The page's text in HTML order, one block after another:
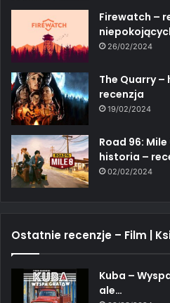
Firewatch –
26/02/2024
The Quarry –
recenzja
19/02/2024
Road 96:
historia –
02/02/2024
Ostatnie recenzje – Film |
Kuba –
ale…